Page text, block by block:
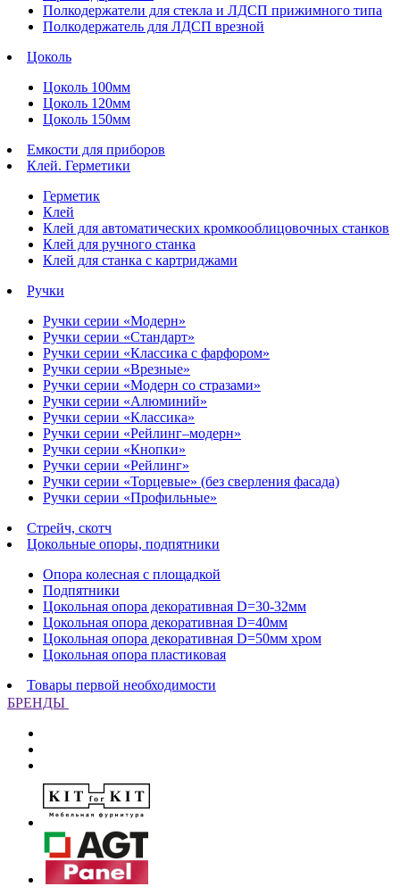
Полкодержатели для стекла и ЛДСП прижимного типа
Полкодержатель для ЛДСП врезной
Цоколь
Цоколь 100мм
Цоколь 120мм
Цоколь 150мм
Емкости для приборов
Клей. Герметики
Герметик
Клей
Клей для автоматических кромкооблицовочных станков
Клей для ручного станка
Клей для станка с картриджами
Ручки
Ручки серии «Модерн»
Ручки серии «Стандарт»
Ручки серии «Классика с фарфором»
Ручки серии «Врезные»
Ручки серии «Модерн со стразами»
Ручки серии «Алюминий»
Ручки серии «Классика»
Ручки серии «Рейлинг–модерн»
Ручки серии «Кнопки»
Ручки серии «Рейлинг»
Ручки серии «Торцевые» (без сверления фасада)
Ручки серии «Профильные»
Стрейч, скотч
Цокольные опоры, подпятники
Опора колесная с площадкой
Подпятники
Цокольная опора декоративная D=30-32мм
Цокольная опора декоративная D=40мм
Цокольная опора декоративная D=50мм хром
Цокольная опора пластиковая
Товары первой необходимости
БРЕНДЫ